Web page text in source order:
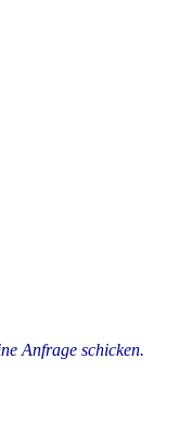
Anfrage schicken.